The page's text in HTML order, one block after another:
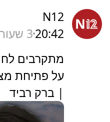
N12
20:423 שעות
מתקרבים
על פתיחת
| ברק רביד